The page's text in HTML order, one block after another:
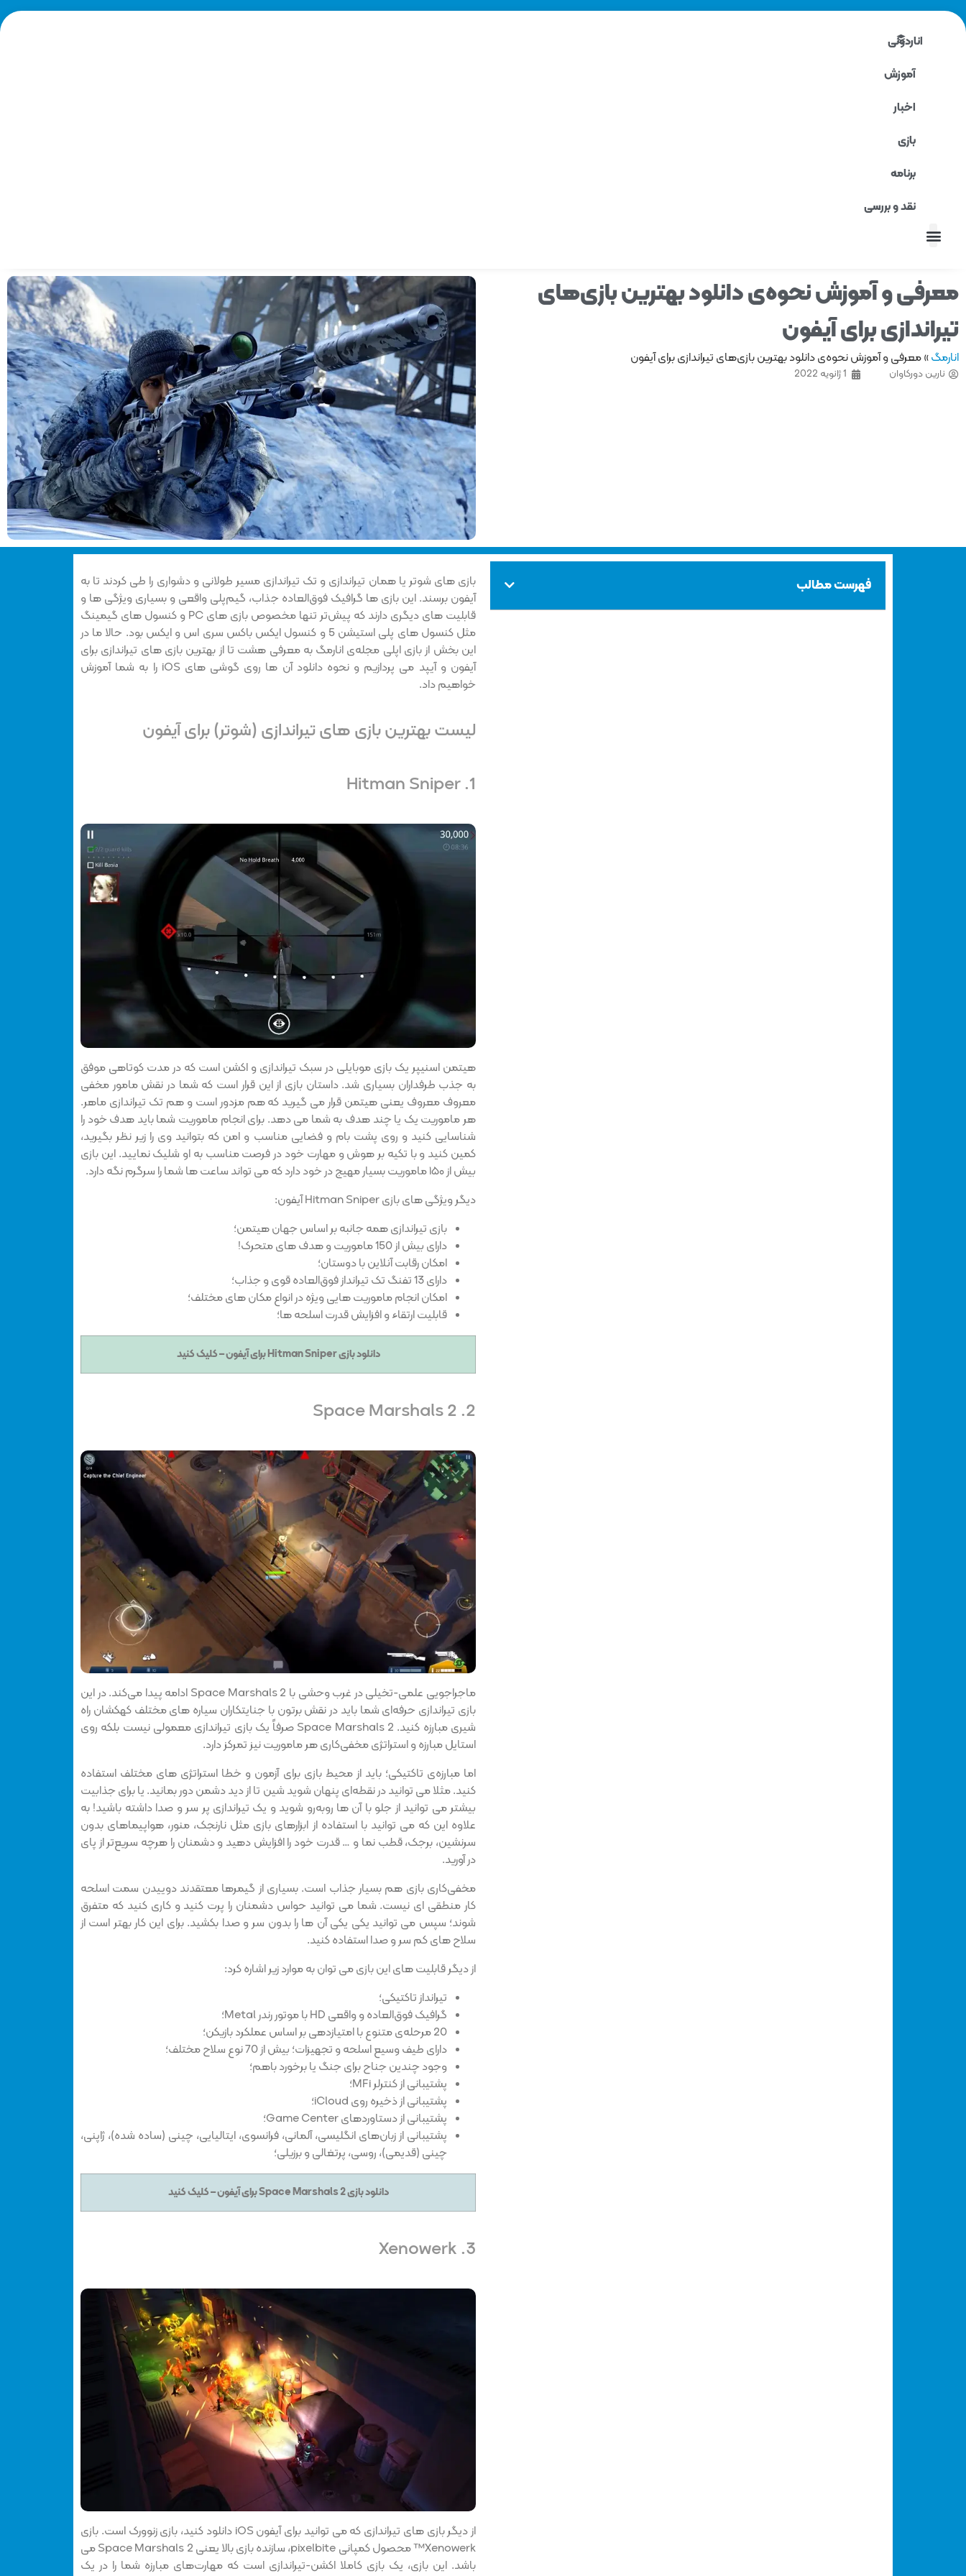
اناردونی
آموزش
اخبار
بازی
برنامه
نقد و بررسی
معرفی و آموزش نحوه‌ی دانلود بهترین بازی‌های
تیراندازی برای آیفون
انارمگ»معرفی و آموزش نحوه‌ی دانلود بهترین بازی‌های تیراندازی برای آیفون
نارین دورکاوان 1 ژانویه 2022
فهرست مطالب
بازی های شوتر یا همان تیراندازی و تک تیراندازی مسیر طولانی و دشواری را طی کردند تا به
آیفون برسند. این بازی ها گرافیک فوق‌العاده جذاب، گیم‌پلی واقعی و بسیاری ویژگی ها و
قابلیت های دیگری دارند که پیش‌تر تنها مخصوص بازی های PC و کنسول های گیمینگ
مثل کنسول های پلی استیشن 5 و کنسول ایکس باکس سری اس و ایکس بود. حالا ما در
این بخش از بازی اپلی مجله‌ی انارمگ به معرفی هشت تا از بهترین بازی های تیراندازی برای
آیفون و آیپد می پردازیم و نحوه دانلود آن ها روی گوشی های iOS را به شما آموزش
خواهیم داد.
لیست بهترین بازی های تیراندازی (شوتر) برای آیفون
1. Hitman Sniper
هیتمن اسنیپر یک بازی موبایلی در سبک تیراندازی و اکشن است که در مدت کوتاهی موفق
به جذب طرفداران بسیاری شد. داستان بازی از این قرار است که شما در نقش مامور مخفی
معروف معروف یعنی هیتمن قرار می گیرید که هم مزدور است و هم تک تیراندازی ماهر.
هر ماموریت یک یا چند هدف به شما می دهد. برای انجام ماموریت شما باید هدف خود را
شناسایی کنید و روی پشت بام و فضایی مناسب و امن که بتوانید وی را زیر نظر بگیرید،
کمین کنید و با تکیه بر هوش و مهارت خود در فرصت مناسب به او شلیک نمایید. این بازی
بیش از ۱۵۰ ماموریت بسیار مهیج در خود دارد که می تواند ساعت ها شما را سرگرم نگه دارد.
دیگر ویژگی های بازی Hitman Sniper آیفون:
بازی تیراندازیهمه جانبهبر اساس جهانهیتمن؛
دارای بیش از 150 ماموریت وهدف های متحرک!
امکان رقابت آنلاین بادوستان؛
دارای13تفنگ تک تیراندازفوق‌العاده قوی و جذاب؛
امکان انجام ماموریت هایی ویژه در انواع مکان های مختلف؛
قابلیت ارتقاء و افزایش قدرت اسلحه ها؛
دانلود بازی Hitman Sniper برای آیفون – کلیک کنید
2. Space Marshals 2
ماجراجویی علمی‌-تخیلی در غرب وحشی با Space Marshals 2 ادامه پیدا می‌کند. در این
بازی تیراندازی حرفه‌ای شما باید در نقش برتون با جنایتکاران سیاره‌ های مختلف کهکشان راه
شیری مبارزه کنید. Space Marshals 2 صرفاً یک بازی تیراندازی معمولی نیست بلکه روی
استایل مبارزه و استراتژی مخفی‌کاری هر ماموریت نیز تمرکز دارد.
اما مبارزه‌ی تاکتیکی؛ باید از محیط بازی برای آزمون و خطا استراتژی های مختلف استفاده
کنید. مثلا می توانید در نقطه‌ای پنهان شوید شین تا از دید دشمن دور بمانید. یا برای جذابیت
بیشتر می توانید از جلو با آن ها رو‌به‌رو شوید و یک تیراندازی پر سر و صدا داشته باشید! به
علاوه این که می توانید با استفاده از ابزارهای بازی مثل نارنجک، منور، هواپیماهای بدون
سرنشین، برجک، قطب نما و … قدرت خود را افزایش دهید و دشمنان را هرچه سریع‌تر از پای
در آورید.
مخفی‌کاری بازی هم بسیار جذاب است. بسیاری از گیمرها معتقدند دوییدن سمت اسلحه‌
کار منطقی ای نیست. شما می توانید حواس دشمنان را پرت کنید و کاری کنید که متفرق
شوند؛ سپس می توانید یکی یکی آن ها را بدون سر و صدا بکشید. برای این کار بهتر است از
سلاح های کم سر و صدا استفاده کنید.
از دیگر قابلیت های این بازی می توان به موارد زیر اشاره کرد:
تیرانداز تاکتیکی؛
گرافیک فوق‌العاده و واقعی HD با موتور رندر Metal؛
20 مرحله‌ی متنوع با امتیازدهی بر اساس عملکرد بازیکن؛
دارای طیف وسیع اسلحه و تجهیزات؛ بیش از 70 نوع سلاح مختلف؛
وجود چندین جناح برای جنگ یا برخورد باهم؛
پشتیبانی از کنترلر MFi؛
پشتیبانی از ذخیره روی iCloud؛
پشتیبانی از دستاوردهای Game Center؛
پشتیبانی از زبان‌های انگلیسی، آلمانی، فرانسوی، ایتالیایی، چینی (ساده شده)، ژاپنی،
چینی (قدیمی)، روسی، پرتغالی و برزیلی؛
دانلود بازی Space Marshals 2 برای آیفون – کلیک کنید
3. Xenowerk
از دیگر بازی های تیراندازی که می توانید برای آیفون iOS دانلود کنید، بازی زنوورک است. بازی
Xenowerk™ محصول کمپانی pixelbite، سازنده بازی بالا یعنی Space Marshals 2 می
باشد. این بازی، یک بازی کاملا اکشن-تیراندازی است که مهارت‌های مبارزه شما را در یک